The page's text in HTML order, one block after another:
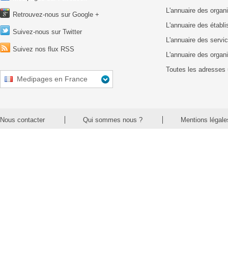
Retrouvez-nous sur Google +
Suivez-nous sur Twitter
Suivez nos flux RSS
Medipages en France
L'annuaire des
L'annuaire des
L'annuaire des
L'annuaire des
Toutes les adresses
Nous contacter Qui sommes nous ? Mentions